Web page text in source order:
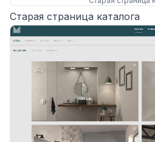
Старая страница каталога